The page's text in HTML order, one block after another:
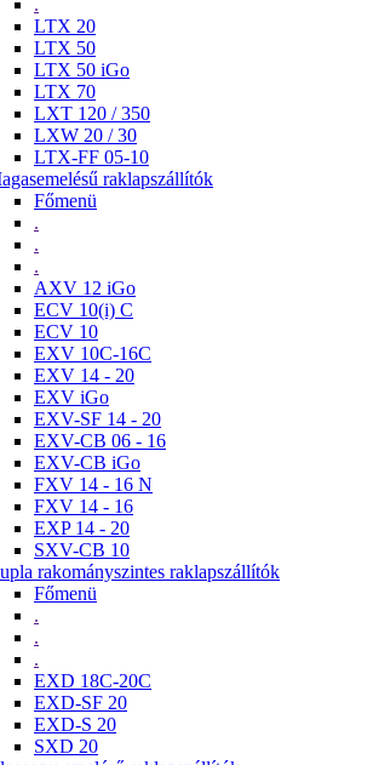
.
LTX 20
LTX 50
LTX 50 iGo
LTX 70
LXT 120 / 350
LXW 20 / 30
LTX-FF 05-10
raklapszállítók
Főmenü
.
.
.
AXV 12 iGo
ECV 10(i) C
ECV 10
EXV 10C-16C
EXV 14 - 20
EXV iGo
EXV-SF 14 - 20
EXV-CB 06 - 16
EXV-CB iGo
FXV 14 - 16 N
FXV 14 - 16
EXP 14 - 20
SXV-CB 10
rakományszintes raklapszállítók
Főmenü
.
.
.
EXD 18C-20C
EXD-SF 20
EXD-S 20
SXD 20